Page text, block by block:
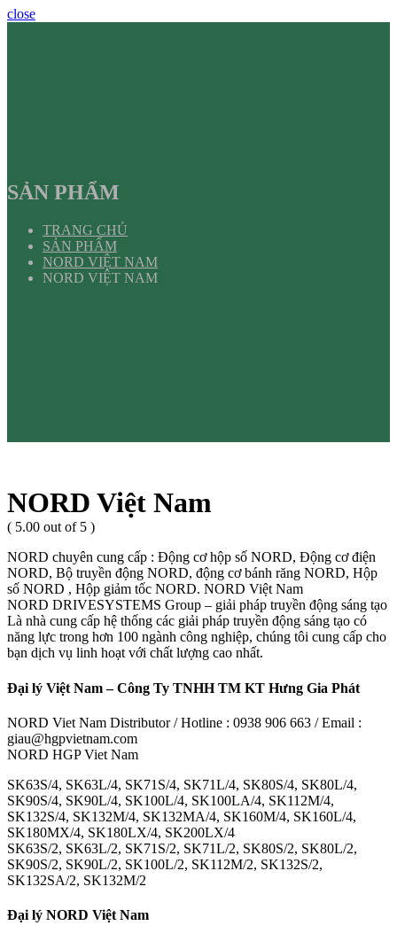
close
SẢN PHẨM
TRANG CHỦ
SẢN PHẨM
NORD VIỆT NAM
NORD VIỆT NAM
NORD Việt Nam
( 5.00 out of 5 )
NORD chuyên cung cấp : Động cơ hộp số NORD, Động cơ điện
NORD, Bộ truyền động NORD, động cơ bánh răng NORD, Hộp
số NORD , Hộp giảm tốc NORD. NORD Việt Nam
NORD DRIVESYSTEMS Group – giải pháp truyền động sáng tạo
Là nhà cung cấp hệ thống các giải pháp truyền động sáng tạo có
năng lực trong hơn 100 ngành công nghiệp, chúng tôi cung cấp cho
bạn dịch vụ linh hoạt với chất lượng cao nhất.
Đại lý Việt Nam – Công Ty TNHH TM KT Hưng Gia Phát
NORD Viet Nam Distributor / Hotline : 0938 906 663 / Email :
giau@hgpvietnam.com
NORD HGP Viet Nam
SK63S/4, SK63L/4, SK71S/4, SK71L/4, SK80S/4, SK80L/4,
SK90S/4, SK90L/4, SK100L/4, SK100LA/4, SK112M/4,
SK132S/4, SK132M/4, SK132MA/4, SK160M/4, SK160L/4,
SK180MX/4, SK180LX/4, SK200LX/4
SK63S/2, SK63L/2, SK71S/2, SK71L/2, SK80S/2, SK80L/2,
SK90S/2, SK90L/2, SK100L/2, SK112M/2, SK132S/2,
SK132SA/2, SK132M/2
Đại lý NORD Việt Nam